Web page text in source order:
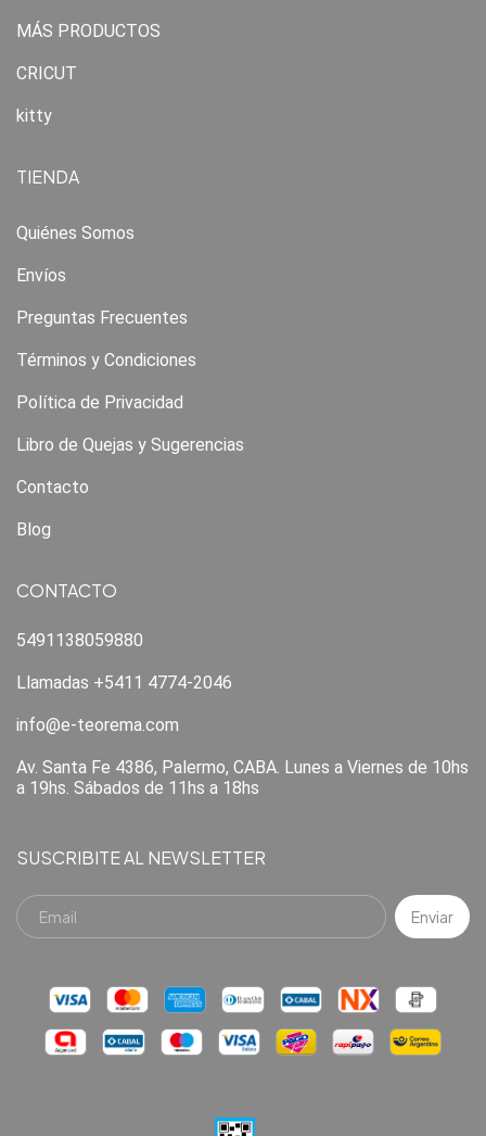
MÁS PRODUCTOS
CRICUT
kitty
TIENDA
Quiénes Somos
Envíos
Preguntas Frecuentes
Términos y Condiciones
Política de Privacidad
Libro de Quejas y Sugerencias
Contacto
Blog
CONTACTO
5491138059880
Llamadas +5411 4774-2046
info@e-teorema.com
Av. Santa Fe 4386, Palermo, CABA. Lunes a Viernes de 10hs
a 19hs. Sábados de 11hs a 18hs
SUSCRIBITE AL NEWSLETTER